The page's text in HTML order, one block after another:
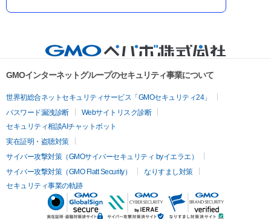
GMOインターネットグループのセキュリティ事業について
世界初総合ネットセキュリティサービス「GMOセキュリティ24」
パスワード漏洩診断
Webサイトリスク診断
セキュリティ相談AIチャットボット
実在証明・盗聴対策
サイバー攻撃対策（GMOサイバーセキュリティ byイエラエ）
サイバー攻撃対策（GMO Flatt Security）
なりすまし対策
セキュリティ事業の軌跡